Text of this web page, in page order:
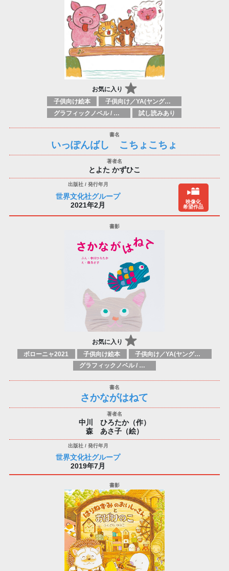
お気に入り
子供向け絵本
子供向け／YA(ヤングアダルト)向け一般：芸術&芸術家
グラフィックノベル / コミックブック / 漫画：スタイル / 伝統
試し読みあり
いっぽんばし こちょこちょ
とよた かずひこ
世界文化社グループ
2021年2月
映像化
希望作品
お気に入り
ボローニャ2021 子供向け絵本
子供向け／YA(ヤングアダルト)向け一般：芸術&芸術家
グラフィックノベル / コミックブック / 漫画：スタイル / 伝統
さかながはねて
中川 ひろたか（作）
森 あさ子（絵）
世界文化社グループ
2019年7月